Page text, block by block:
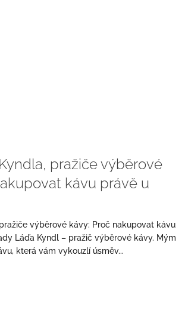
pražiče výběrové
kávu právě u
výběrové kávy: Proč nakupovat kávu
Láďa Kyndl – pražič výběrové kávy. Mým
která vám vykouzlí úsměv...